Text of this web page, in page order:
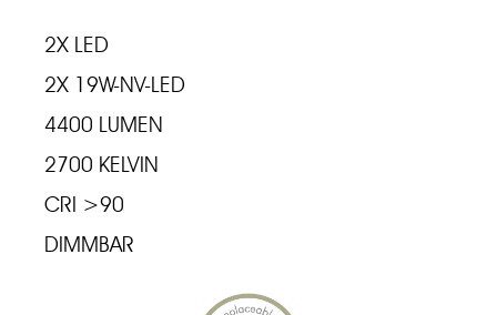
2X LED
2X 19W-NV-LED
4400 LUMEN
2700 KELVIN
CRI >90
DIMMBAR